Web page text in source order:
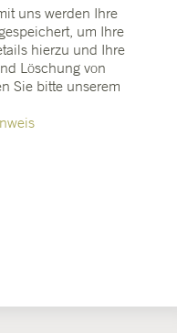
uns werden Ihre
um Ihre
hierzu und Ihre
Löschung von
Sie bitte unserem